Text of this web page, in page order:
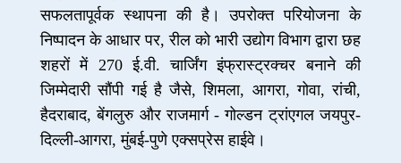
सफलतापूर्वक स्थापना की है। उपरोक्त परियोजना के
निष्पादन के आधार पर, रील को भारी उद्योग विभाग द्वारा छह
शहरों में 270 ई.वी. चार्जिंग इंफ्रास्ट्रक्चर बनाने की
जिम्मेदारी सौंपी गई है जैसे, शिमला, आगरा, गोवा, रांची,
हैदराबाद, बेंगलुरु और राजमार्ग - गोल्डन ट्रांएगल जयपुर-
दिल्ली-आगरा, मुंबई-पुणे एक्सप्रेस हाईवे।